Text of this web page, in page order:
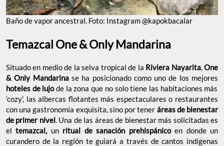
Baño de vapor ancestral. Foto: Instagram @kapokbacalar
Temazcal One & Only Mandarina
Situado en medio de la selva tropical de la Riviera Nayarita,One
& Only Mandarina se ha posicionado como uno de los mejores
hoteles de lujode la zona que no solo tiene las habitaciones más
‘cozy’, las albercas flotantes más espectaculares o restaurantes
con una gastronomía exquisita, sino por tener áreas de bienestar
de primer nivel. Una de las áreas de bienestar más solicitadas es
eltemazcal, unritual de sanación prehispánicoen donde un
curandero de la región te guiará a través de cantos indígenas